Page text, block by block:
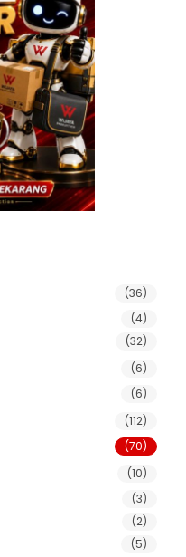
(36)
(4)
(32)
(6)
(6)
(112)
(70)
(10)
(3)
(2)
(5)